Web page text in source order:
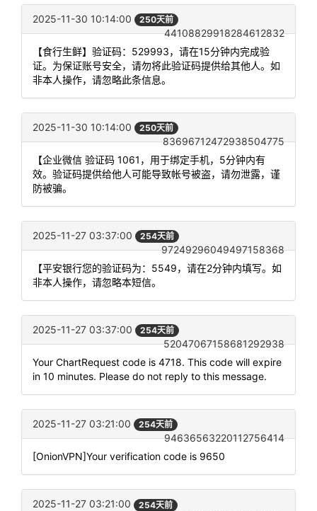
2025-11-30 10:14:00 250天前
44108829918284612832
【食行生鲜】验证码：529993，请在15分钟内完成验
证。为保证账号安全，请勿将此验证码提供给其他人。如
非本人操作，请忽略此条信息。
2025-11-30 10:14:00 250天前
83696712472938504775
【企业微信 验证码 1061，用于绑定手机，5分钟内有
效。验证码提供给他人可能导致帐号被盗，请勿泄露，谨
防被骗。
2025-11-27 03:37:00 254天前
97249296049497158368
【平安银行您的验证码为：5549，请在2分钟内填写。如
非本人操作，请忽略本短信。
2025-11-27 03:37:00 254天前
52047067158681292938
Your ChartRequest code is 4718. This code will expire
in 10 minutes. Please do not reply to this message.
2025-11-27 03:21:00 254天前
94636563220112756414
[OnionVPN]Your verification code is 9650
2025-11-27 03:21:00 254天前